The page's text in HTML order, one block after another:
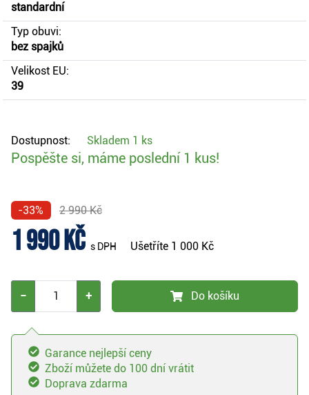
standardní
Typ obuvi:
bez spajků
Velikost EU:
39
Dostupnost: Skladem 1 ks
Pospěšte si, máme poslední 1 kus!
-33% 2 990 Kč
1 990 Kč s DPH Ušetříte 1 000 Kč
− + Do košíku
Garance nejlepší ceny
Zboží můžete do 100 dní vrátit
Doprava zdarma